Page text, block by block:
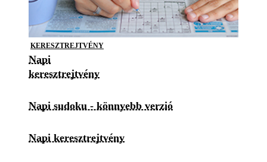
KERESZTREJTVÉNY
Napi
keresztrejtvény
Napi sudoku - könnyebb verzió
Napi keresztrejtvény